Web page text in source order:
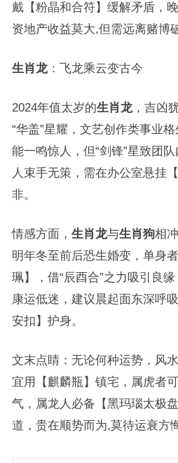
戴【粉晶和合符】缓解矛盾，
资地产收益莫大,但需远离赌博
生肖龙：飞龙乘云变古今
2024年值太岁的生肖龙，吉凶
“华盖”星耀，文艺创作类事业
能一鸣惊人，但“剑锋”星致团
人束手无策，需在办公室悬挂
非。
情感方面， 生肖龙与生肖狗相
明年冬至前后恐生婚变，单身
珮】，借“辰酉合”之力吸引良
康运低迷，建议晨起面东深呼
安扣】护身。
文末点睛：无论何种运势，风
宜用【麒麟瓶】镇宅，属虎者
气，属龙人必备【黑玛瑙太极
道，贵在顺势而为,莫待运衰方